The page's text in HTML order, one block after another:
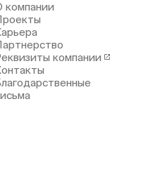
компании
компании